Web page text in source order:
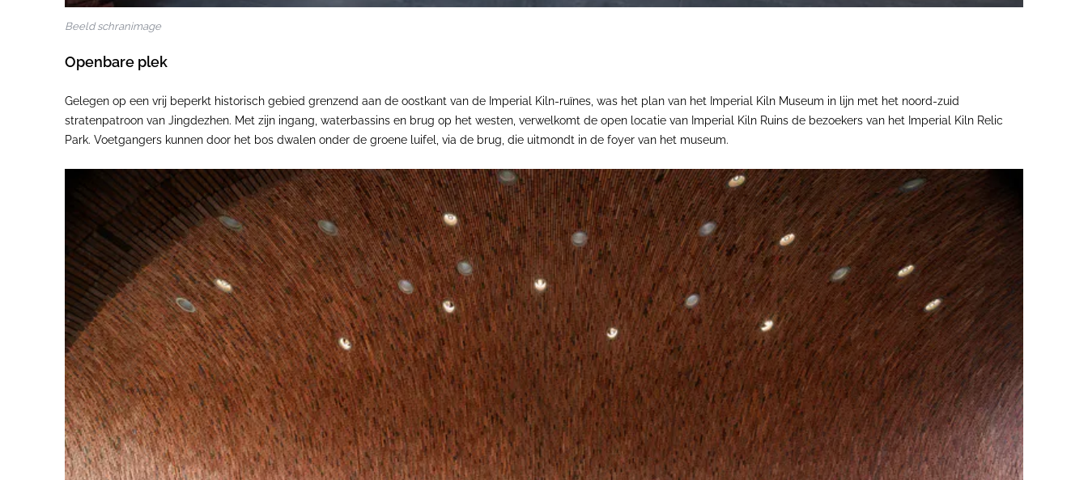
Beeld schranimage
Openbare plek
Gelegen op een vrij beperkt historisch gebied grenzend aan de oostkant van de Imperial Kiln-ruïnes, was het plan van het Imperial Kiln Museum in lijn met het noord-zuid
stratenpatroon van Jingdezhen. Met zijn ingang, waterbassins en brug op het westen, verwelkomt de open locatie van Imperial Kiln Ruins de bezoekers van het Imperial Kiln Relic
Park. Voetgangers kunnen door het bos dwalen onder de groene luifel, via de brug, die uitmondt in de foyer van het museum.